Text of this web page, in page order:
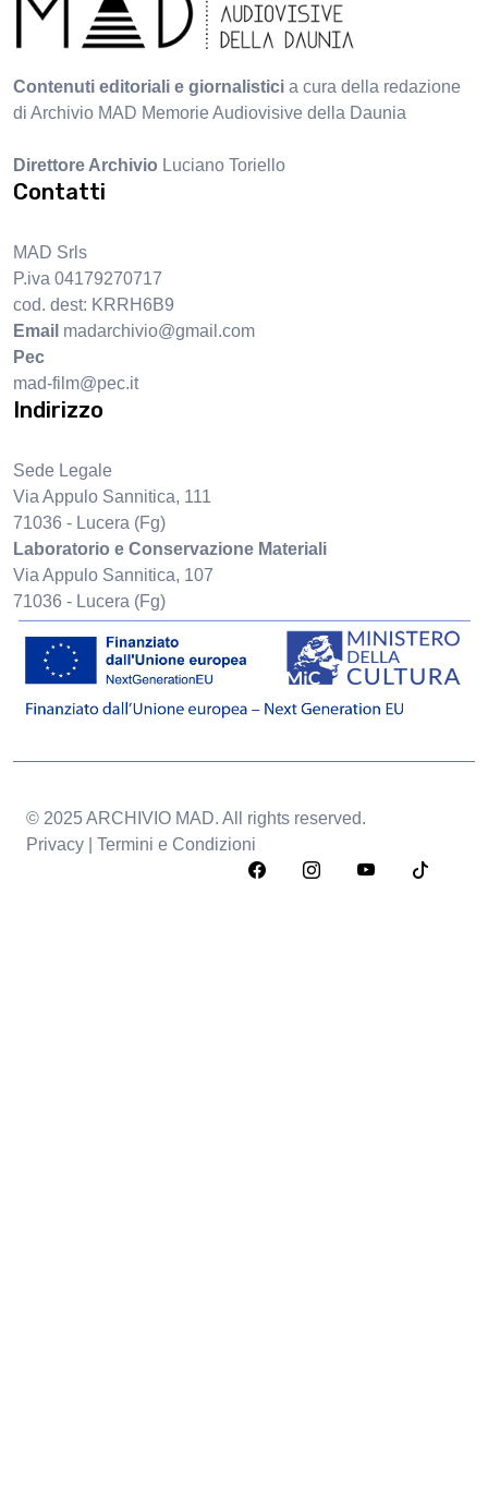
Contenuti editoriali e giornalistici a cura della redazione
di Archivio MAD Memorie Audiovisive della Daunia
Direttore Archivio Luciano Toriello
Contatti
MAD Srls
P.iva 04179270717
cod. dest: KRRH6B9
Email madarchivio@gmail.com
Pec
mad-film@pec.it
Indirizzo
Sede Legale
Via Appulo Sannitica, 111
71036 - Lucera (Fg)
Laboratorio e Conservazione Materiali
Via Appulo Sannitica, 107
71036 - Lucera (Fg)
© 2025 ARCHIVIO MAD. All rights reserved.
Privacy | Termini e Condizioni